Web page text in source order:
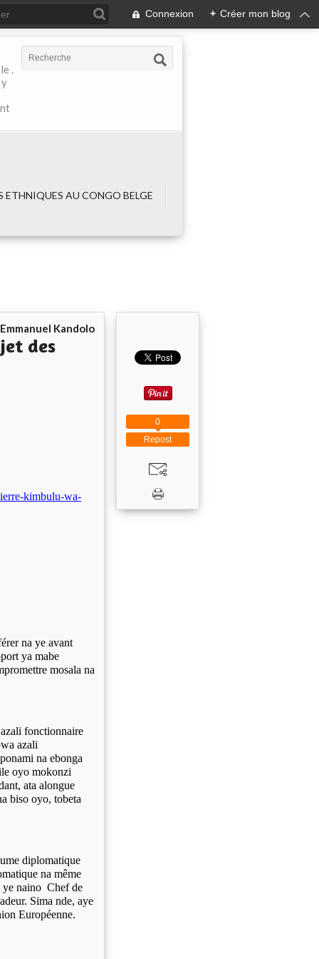
Connexion + Créer mon blog
.
AU CONGO BELGE
Emmanuel Kandolo
des
kimbulu-wa-
na ye avant
ya mabe
mosala na
fonctionnaire
azali
na ebonga
oyo mokonzi
ata alongue
biso oyo, tobeta
diplomatique
na même
ye naino Chef de
Sima nde, aye
Européenne.
Repost
0